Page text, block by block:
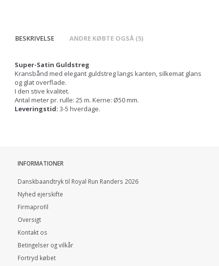
BESKRIVELSE ANDRE KØBTE OGSÅ (5)
Super-Satin Guldstreg
Kransbånd med elegant guldstreg langs kanten, silkemat glans
og glat overflade.
I den stive kvalitet.
Antal meter pr. rulle: 25 m. Kerne: Ø50 mm.
Leveringstid: 3-5 hverdage.
INFORMATIONER
Danskbaandtryk til Royal Run Randers 2026
Nyhed ejerskifte
Firmaprofil
Oversigt
Kontakt os
Betingelser og vilkår
Fortryd købet